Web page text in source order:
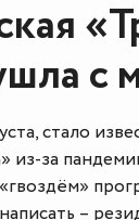
с
стало
из-за
–